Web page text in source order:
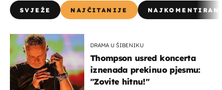
SVJEŽE NAJČITANIJE
DRAMA U ŠIBENIKU
Thompson usred koncerta
iznenada prekinuo pjesmu:
"Zovite hitnu!"